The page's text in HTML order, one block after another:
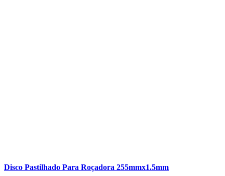
Disco Pastilhado Para Roçadora 255mmx1.5mm